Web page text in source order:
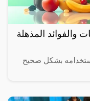
والفوائد المذهلة
بشكل صحيح